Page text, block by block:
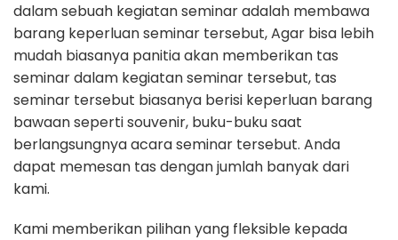
dalam sebuah kegiatan seminar adalah membawa
barang keperluan seminar tersebut, Agar bisa lebih
mudah biasanya panitia akan memberikan tas
seminar dalam kegiatan seminar tersebut, tas
seminar tersebut biasanya berisi keperluan barang
bawaan seperti souvenir, buku-buku saat
berlangsungnya acara seminar tersebut. Anda
dapat memesan tas dengan jumlah banyak dari
kami.
Kami memberikan pilihan yang fleksible kepada